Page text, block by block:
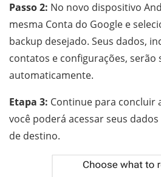
Passo 2: No novo dispositivo
mesma Conta do Google e
backup desejado. Seus dados,
contatos e configurações, serão
automaticamente.
Etapa 3: Continue para concluir
você poderá acessar seus
de destino.